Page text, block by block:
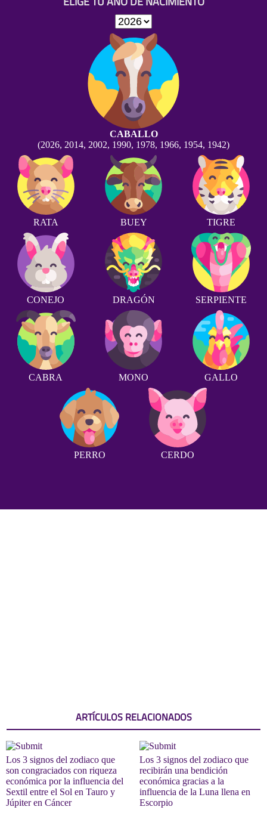
CABALLO
(2026, 2014, 2002, 1990, 1978, 1966, 1954, 1942)
RATA BUEY TIGRE
CONEJO DRAGÓN SERPIENTE
CABRA MONO GALLO
PERRO CERDO
ARTÍCULOS RELACIONADOS
Los 3 signos del zodiaco que
son congraciados con riqueza
económica por la influencia del
Sextil entre el Sol en Tauro y
Júpiter en Cáncer
Los 3 signos del zodiaco que
recibirán una bendición
económica gracias a la
influencia de la Luna llena en
Escorpio